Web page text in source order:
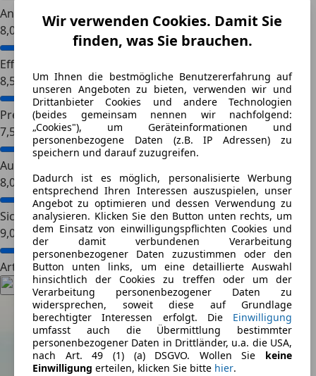
Wir verwenden Cookies. Damit Sie
finden, was Sie brauchen.
Um Ihnen die bestmögliche Benutzererfahrung auf
unseren Angeboten zu bieten, verwenden wir und
Drittanbieter Cookies und andere Technologien
(beides gemeinsam nennen wir nachfolgend:
„Cookies"), um Geräteinformationen und
personenbezogene Daten (z.B. IP Adressen) zu
speichern und darauf zuzugreifen.
Dadurch ist es möglich, personalisierte Werbung
entsprechend Ihren Interessen auszuspielen, unser
Angebot zu optimieren und dessen Verwendung zu
analysieren. Klicken Sie den Button unten rechts, um
dem Einsatz von einwilligungspflichten Cookies und
der damit verbundenen Verarbeitung
personenbezogener Daten zuzustimmen oder den
Button unten links, um eine detaillierte Auswahl
hinsichtlich der Cookies zu treffen oder um der
Verarbeitung personenbezogener Daten zu
widersprechen, soweit diese auf Grundlage
berechtigter Interessen erfolgt. Die Einwilligung
umfasst auch die Übermittlung bestimmter
personenbezogener Daten in Drittländer, u.a. die USA,
nach Art. 49 (1) (a) DSGVO. Wollen Sie keine
Einwilligung erteilen, klicken Sie bitte hier.
Antrieb
8,0
Effizienz
8,5
Preis-Leistungs-Verhältnis
7,5
Ausstattung
8,0
Sicherheit
9,0
Artikel teilen